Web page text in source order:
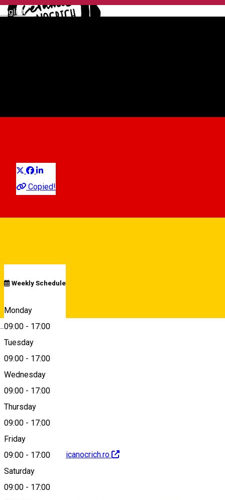
English
Deutsch
Activities in Sibiu CountyArtisanSibiu SurroundingsEvent
Copied!
09:00 - 17:00
Weekly Schedule
Monday
09:00 - 17:00
Tuesday
09:00 - 17:00
Wednesday
09:00 - 17:00
Thursday
09:00 - 17:00
Friday
09:00 - 17:00
Saturday
09:00 - 17:00
strada Principala nr 208, Nocrich, Romania, 557165
Map
http://www.ceramicanocrich.ro